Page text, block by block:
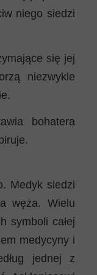
niego siedzi
się jej
niezwykle
bohatera
Medyk siedzi
węża. Wielu
symboli całej
medycyny i
jednej z